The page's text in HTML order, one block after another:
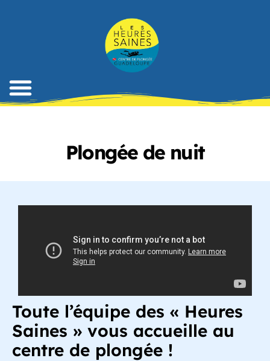
Plongée de nuit
Toute l’équipe des « Heures
Saines » vous accueille au
centre de plongée !